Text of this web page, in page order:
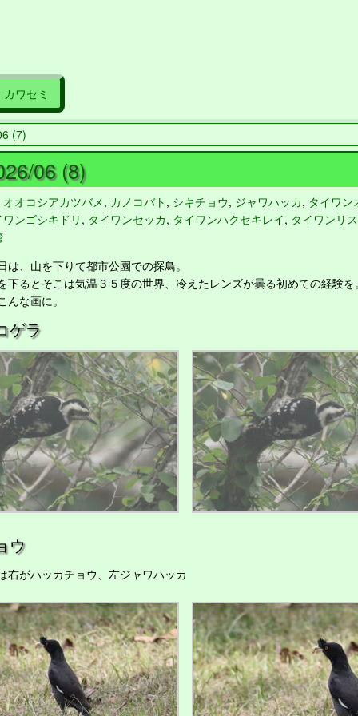
カワセミ
(7)
06 (8)
オオコシアカツバメ, カノコバト , シキチョウ, ジャワハッカ, タイワン
ンゴシキドリ , タイワンセッカ, タイワンハクセキレイ, タイワンリス
、山を下りて都市公園での探鳥。
るとそこは気温３５度の世界、冷えたレンズが曇る初めての経験
んな画に。
ゲラ
ウ
がハッカチョウ、左ジャワハッカ